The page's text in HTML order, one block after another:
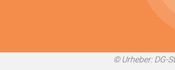
© Urheber: DG-